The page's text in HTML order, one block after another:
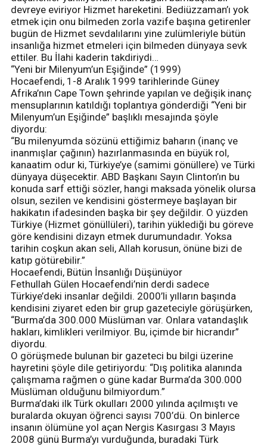
devreye eviriyor Hizmet hareketini. Bediüzzaman’ı yok
etmek için onu bilmeden zorla vazife başına getirenler
bugün de Hizmet sevdalılarını yine zulümleriyle bütün
insanlığa hizmet etmeleri için bilmeden dünyaya sevk
ettiler. Bu İlahi kaderin takdiriydi…
“Yeni bir Milenyum’un Eşiğinde” (1999)
Hocaefendi, 1-8 Aralık 1999 tarihlerinde Güney
Afrika’nın Cape Town şehrinde yapılan ve değişik inanç
mensuplarının katıldığı toplantıya gönderdiği “Yeni bir
Milenyum’un Eşiğinde” başlıklı mesajında şöyle
diyordu:
“Bu milenyumda sözünü ettiğimiz baharın (inanç ve
inanmışlar çağının) hazırlanmasında en büyük rol,
kanaatim odur ki, Türkiye’ye (samimi gönüllere) ve Türki
dünyaya düşecektir. ABD Başkanı Sayın Clinton’ın bu
konuda sarf ettiği sözler, hangi maksada yönelik olursa
olsun, sezilen ve kendisini göstermeye başlayan bir
hakikatın ifadesinden başka bir şey değildir. O yüzden
Türkiye (Hizmet gönüllüleri), tarihin yüklediği bu göreve
göre kendisini dizayn etmek durumundadır. Yoksa
tarihin coşkun akan seli, Allah korusun, önüne bizi de
katıp götürebilir.”
Hocaefendi, Bütün İnsanlığı Düşünüyor
Fethullah Gülen Hocaefendi’nin derdi sadece
Türkiye’deki insanlar değildi. 2000’li yılların başında
kendisini ziyaret eden bir grup gazeteciyle görüşürken,
“Burma’da 300.000 Müslüman var. Onlara vatandaşlık
hakları, kimlikleri verilmiyor. Bu, içimde bir hicrandır”
diyordu.
O görüşmede bulunan bir gazeteci bu bilgi üzerine
hayretini şöyle dile getiriyordu: “Dış politika alanında
çalışmama rağmen o güne kadar Burma’da 300.000
Müslüman olduğunu bilmiyordum.”
Burma’daki ilk Türk okulları 2000 yılında açılmıştı ve
buralarda okuyan öğrenci sayısı 700’dü. On binlerce
insanın ölümüne yol açan Nergis Kasırgası 3 Mayıs
2008 günü Burma’yı vurduğunda, buradaki Türk